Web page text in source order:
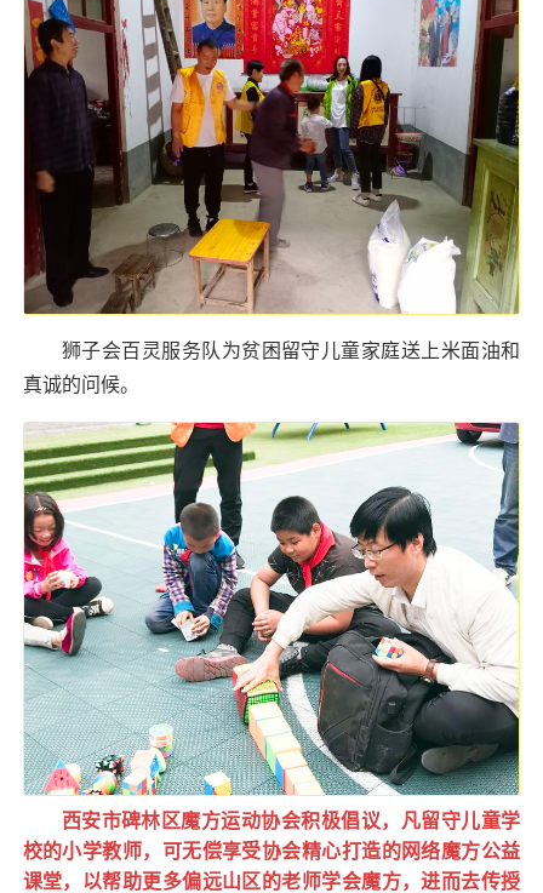
狮子会百灵服务队为贫困留守儿童家庭送上米面油和
真诚的问候。
西安市碑林区魔方运动协会积极倡议，凡留守儿童学
校的小学教师，可无偿享受协会精心打造的网络魔方公益
课堂，以帮助更多偏远山区的老师学会魔方，进而去传授